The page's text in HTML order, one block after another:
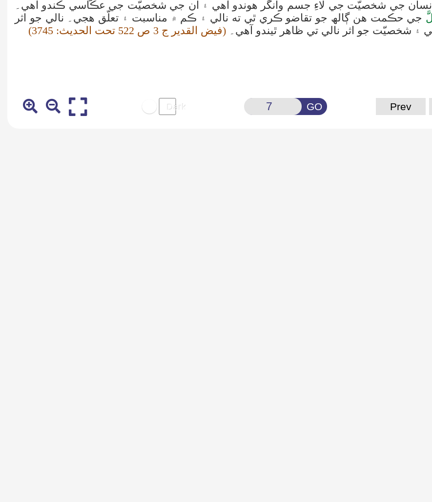
انسان جي شخصيّت جي لاءِ جسم وانگر هوندو آهي ۽ ان جي شخصيّت جي عڪّاسي ڪندو آهي۔
جي حڪمت هن ڳالھ جو تقاضو ڪري ٿي ته نالي ۽ ڪم ۾ مناسبت ۽ تعلّق هجي۔ نالي جو اثر
شخصيّت جو اثر نالي تي ظاهر ٿيندو آهي۔ (فيض القدير ج 3 ص 522 تحت الحديث: 3745)
GO Prev